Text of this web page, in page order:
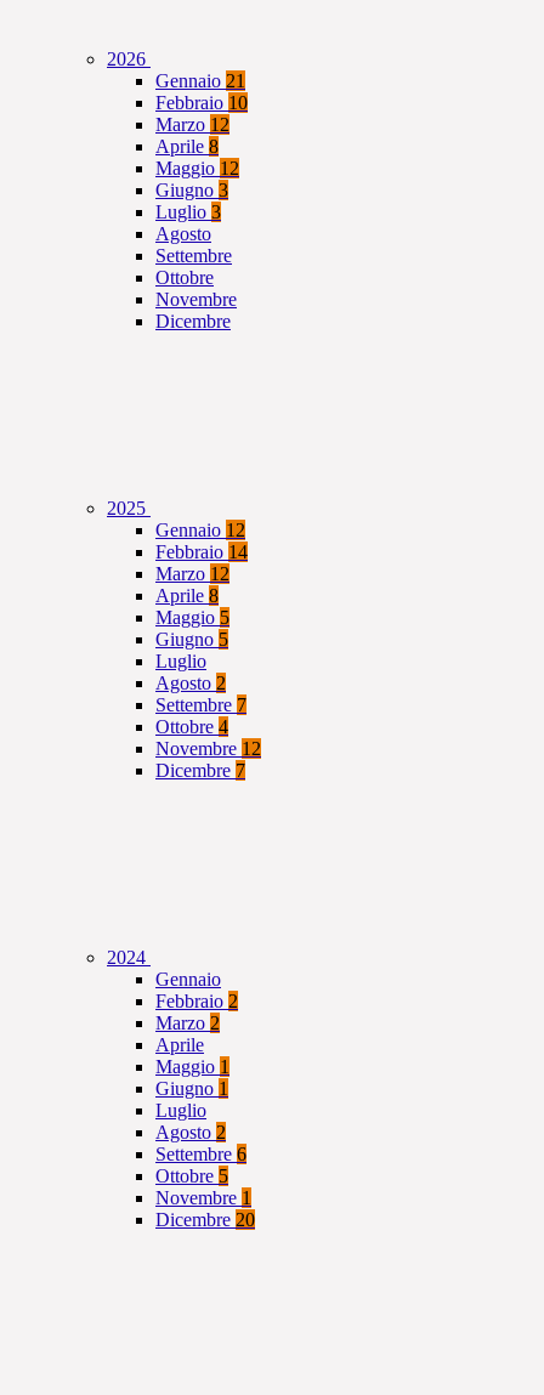
2026
Gennaio 21
Febbraio 10
Marzo 12
Aprile 8
Maggio 12
Giugno 3
Luglio 3
Agosto
Settembre
Ottobre
Novembre
Dicembre
2025
Gennaio 12
Febbraio 14
Marzo 12
Aprile 8
Maggio 5
Giugno 5
Luglio
Agosto 2
Settembre 7
Ottobre 4
Novembre 12
Dicembre 7
2024
Gennaio
Febbraio 2
Marzo 2
Aprile
Maggio 1
Giugno 1
Luglio
Agosto 2
Settembre 6
Ottobre 5
Novembre 1
Dicembre 20